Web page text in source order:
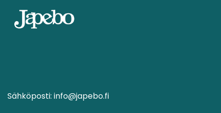
Sähköposti: info@japebo.fi